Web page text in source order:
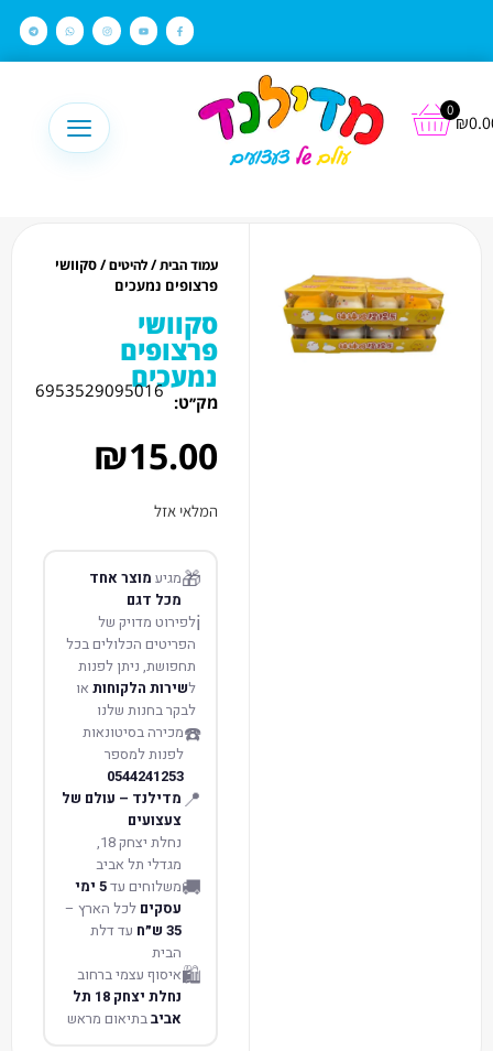
₪
0
עמוד הבית/להיטים/ סקוושי
פרצופים נמעכים
סקוושי
פרצופים
נמעכים
מק׳׳ט:
6953529095016
₪15.00
המלאי אזל
🎁מגיע מוצר אחד
מכל דגם
ℹ️לפירוט מדויק של
הפריטים הכלולים בכל
תחפושת, ניתן לפנות
לשירות הלקוחות או
לבקר בחנות שלנו
☎️מכירה בסיטונאות
לפנות למספר
0544241253
📍 מדילנד – עולם של
צעצועים
נחלת יצחק 18,
מגדלי תל אביב
🚚משלוחים עד 5 ימי
עסקים לכל הארץ –
35 ש״ח
עד דלת
הבית
🛍️איסוף עצמי ברחוב
נחלת יצחק 18 תל
אביבבתיאום מראש